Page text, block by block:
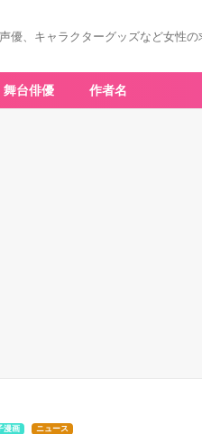
優、キャラクターグッズなど女性
舞台俳優 作者名
漫画 ニュース